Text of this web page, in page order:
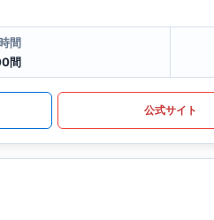
間
間
公式サイト